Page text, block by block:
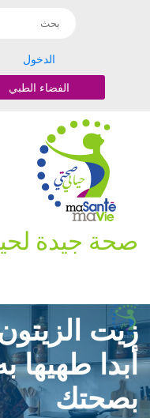
الدخول
الفضاء الطبي
صحة جيدة
زيت
أبدا طهيها
بصحتك